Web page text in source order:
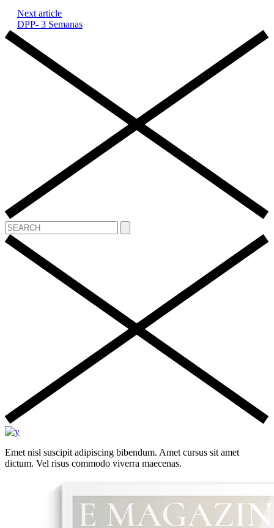
Next article
DPP- 3 Semanas
Emet nisl suscipit adipiscing bibendum. Amet cursus sit amet
dictum. Vel risus commodo viverra maecenas.